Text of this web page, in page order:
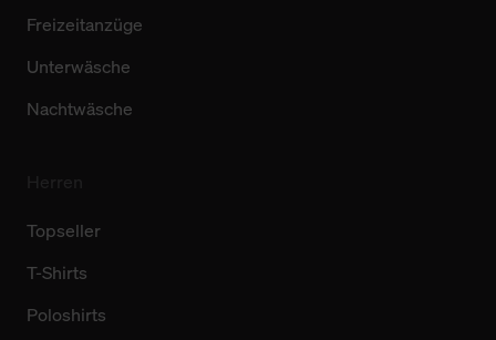
Freizeitanzüge
Unterwäsche
Nachtwäsche
Topseller
T-Shirts
Poloshirts